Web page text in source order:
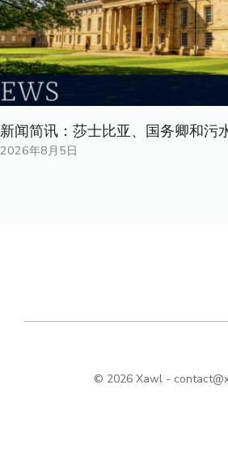
新闻简讯：莎士比亚、国务卿和污
2026年8月5日
© 2026 Xawl -